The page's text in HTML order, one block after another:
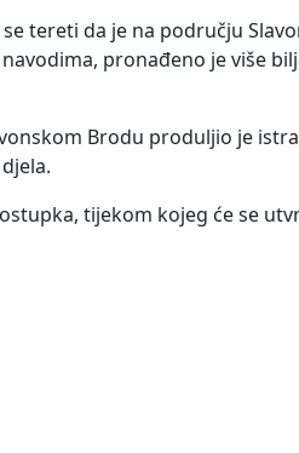
tereti da je na području
pronađeno je više
Brodu produljio je
tijekom kojeg će se